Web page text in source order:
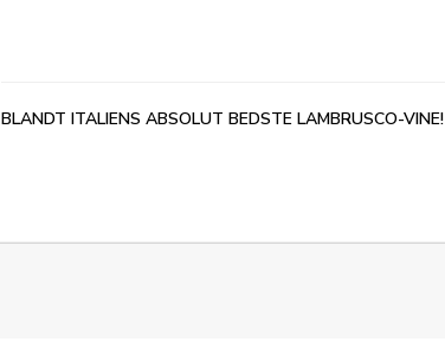
BLANDT ITALIENS ABSOLUT BEDSTE LAMBRUSCO-VINE!